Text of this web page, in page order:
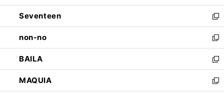
開
く
ウ
で
開
く
ン
ド
ウ
で
開
く
Seventeen
新
し
い
ウ
ィ
ン
ド
ウ
non-no
新
し
い
ウ
ィ
ン
BAILA
新
し
い
ウ
MAQUIA
新
し